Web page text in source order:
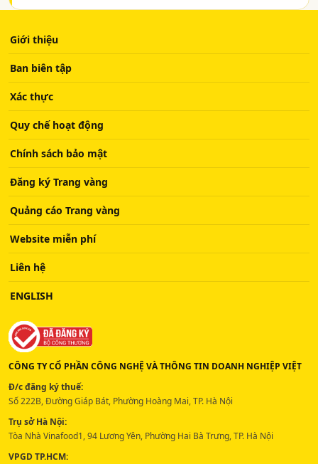
Giới thiệu
Ban biên tập
Xác thực
Quy chế hoạt động
Chính sách bảo mật
Đăng ký Trang vàng
Quảng cáo Trang vàng
Website miễn phí
Liên hệ
ENGLISH
CÔNG TY CỔ PHẦN CÔNG NGHỆ VÀ THÔNG TIN DOANH NGHIỆP VIỆT
Đ/c đăng ký thuế:
Số 222B, Đường Giáp Bát, Phường Hoàng Mai, TP. Hà Nội
Trụ sở Hà Nội:
Tòa Nhà Vinafood1, 94 Lương Yên, Phường Hai Bà Trưng, TP. Hà Nội
VPGD TP.HCM: